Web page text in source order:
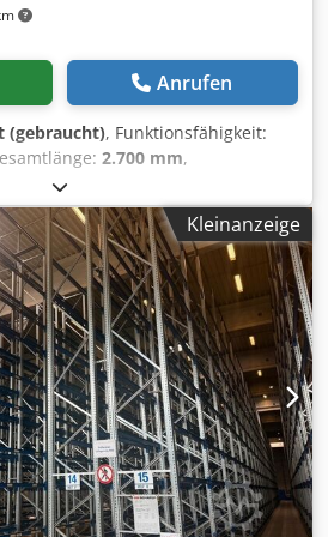
FRAGEN? Kontaktieren Sie uns
☎️ Sie
von Montag bis Freitag, 08:00 -
Nummer senden, und wir melden
Ihnen.
Anrufen
(gebraucht), Funktionsfähigkeit:
2.700 mm,
, Gesamtbreite:
PR2 – ca. 270 cm | geprüft &
PR2 mit ca. 270 cm Länge
Gebrauchtbestand und ist sofort
eignet sich ideal zur Erweiterung
und Schwerlastregale.
und hohe Belastbarkeit ist die
täglichen Lagereinsatz nutzbar.
wir Ihnen auf Anfrage ebenfalls
270 cm Höhe: 11 cm Breite: 4 cm
PR2 Belastung: bis zu 3000 kg
Gebrauchtware ab Lager,
MEHRFACH VERFÜGBAR -- Preis :
mit ausgewiesener Mwst.
Kleinanzeige